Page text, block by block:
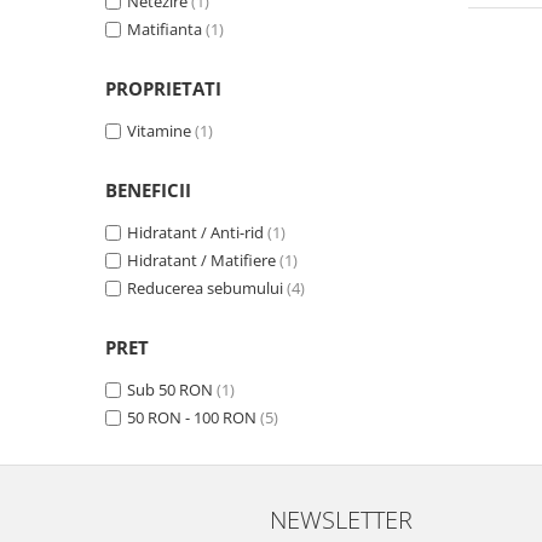
Matifianta(1)
PROPRIETATI
Vitamine(1)
BENEFICII
Hidratant / Anti-rid (1)
Hidratant / Matifiere(1)
Reducerea sebumului(4)
PRET
Sub 50 RON (1)
50 RON - 100 RON (5)
NEWSLETTER